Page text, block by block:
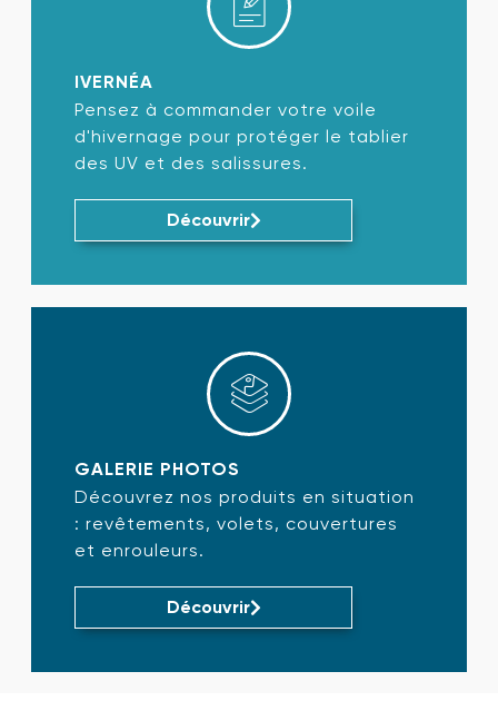
IVERNÉA
Pensez à commander votre voile
d'hivernage pour protéger le tablier
des UV et des salissures.
Découvrir
GALERIE PHOTOS
Découvrez nos produits en situation
: revêtements, volets, couvertures
et enrouleurs.
Découvrir